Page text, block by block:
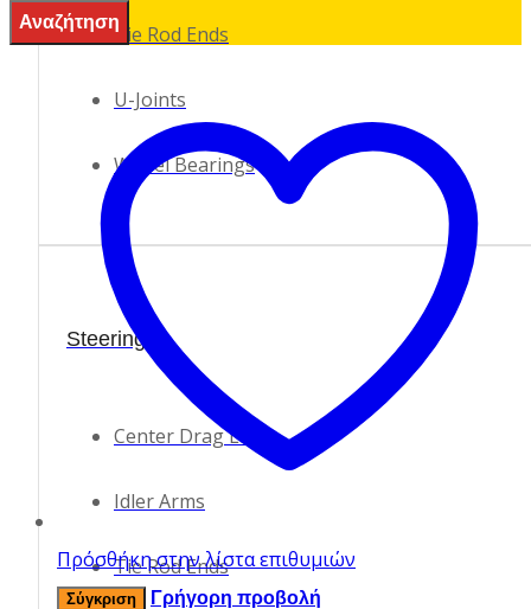
Tie Rod Ends
U-Joints
Wheel Bearings
Steering
Center Drag Links
Idler Arms
Tie Rod Ends
Πρόσθήκη στην λίστα επιθυμιών
Σύγκριση Γρήγορη προβολή